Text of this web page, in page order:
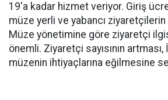
19'a kadar hizmet veriyor. Giriş
müze yerli ve yabancı
Müze yönetimine göre ziyaretçi
önemli. Ziyaretçi sayısının
müzenin ihtiyaçlarına eğilmesine